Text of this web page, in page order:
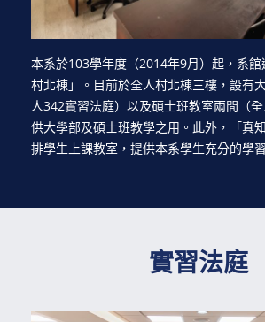
本系於103學年度（2014年9月）起，系
村北棟」。目前於全人村北棟三樓，設有
人342實習法庭）以及碩士班教室兩間（
供大學部及碩士班教學之用。此外，「真
排學生上課教室，提供本系學生充分的學
實習法庭